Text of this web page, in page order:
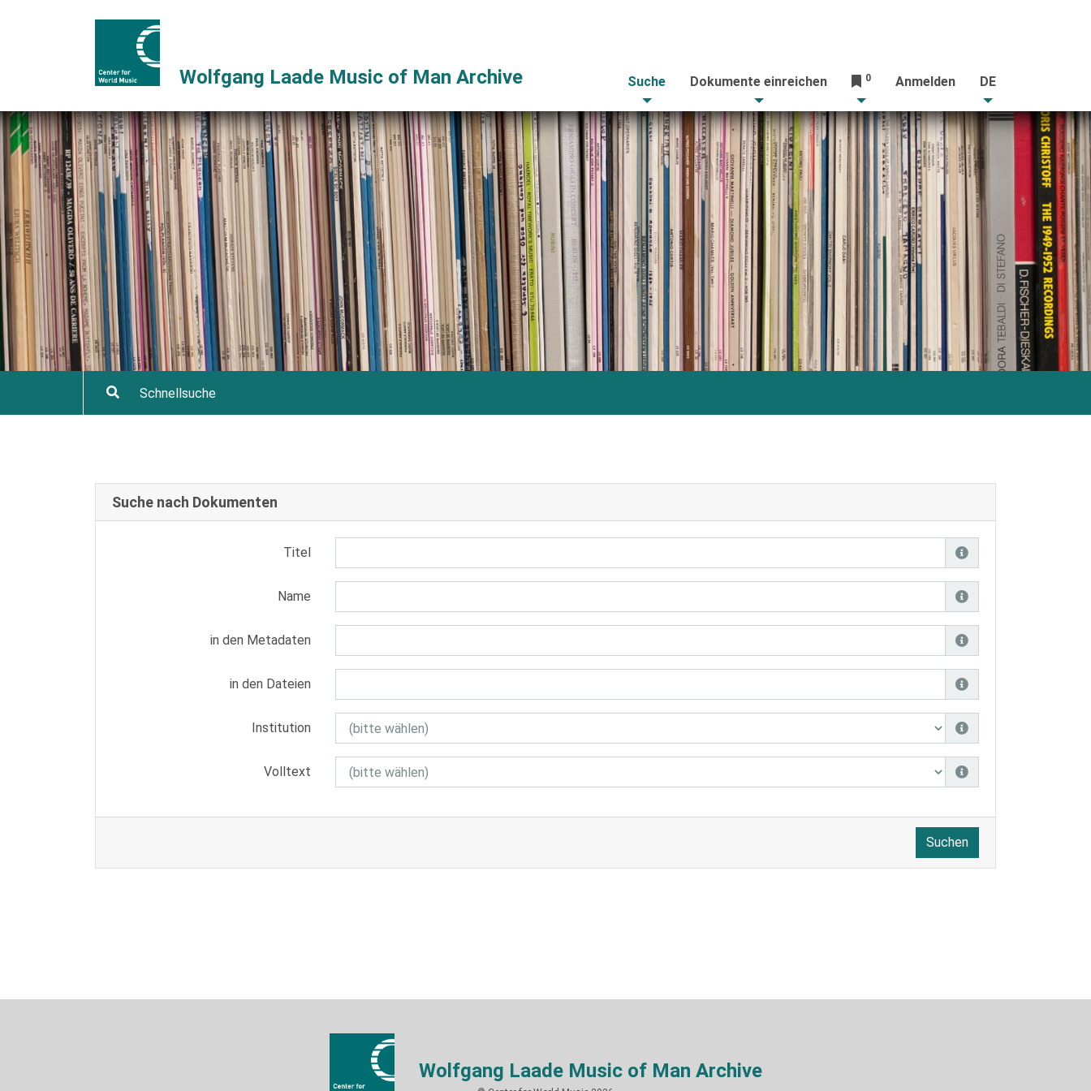
Wolfgang Laade Music of Man Archive Suche Dokumente einreichen 0 Anmelden DE
Suche nach Dokumenten
Titel
Name
in den Metadaten
in den Dateien
Institution
Volltext
Suchen
Wolfgang Laade Music of Man Archive